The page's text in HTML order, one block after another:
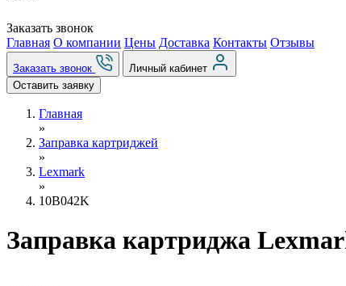
Заказать звонок
Главная О компании Цены Доставка Контакты Отзывы
Заказать звонок
Личный кабинет
Оставить заявку
Главная
»
Заправка картриджей
»
Lexmark
»
10B042K
Заправка картриджа